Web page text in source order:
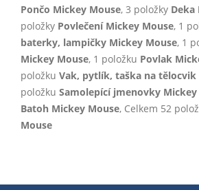
Pončo Mickey Mouse, 3 položky Deka
položky Povlečení Mickey Mouse, 1
baterky, lampičky Mickey Mouse, 1
Mickey Mouse, 1 položku Povlak
položku Vak, pytlík, taška na tělocvik
položku Samolepící jmenovky Mickey
Batoh Mickey Mouse, Celkem 52
Mouse